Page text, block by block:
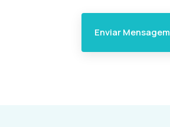
Enviar Mensagem